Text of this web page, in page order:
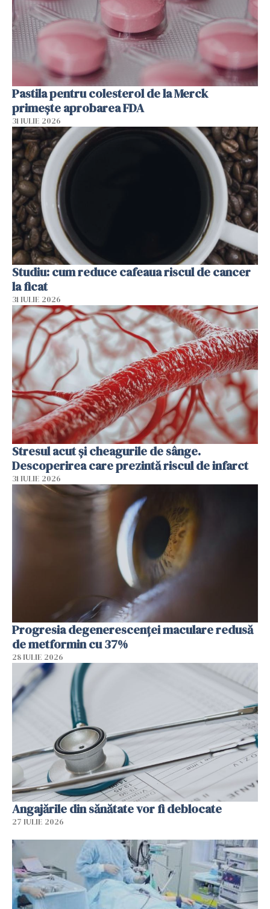
Pastila pentru colesterol de la Merck
primește aprobarea FDA
31 IULIE 2026
Studiu: cum reduce cafeaua riscul de cancer
la ficat
31 IULIE 2026
Stresul acut și cheagurile de sânge.
Descoperirea care prezintă riscul de infarct
31 IULIE 2026
Progresia degenerescenței maculare redusă
de metformin cu 37%
28 IULIE 2026
Angajările din sănătate vor fi deblocate
27 IULIE 2026